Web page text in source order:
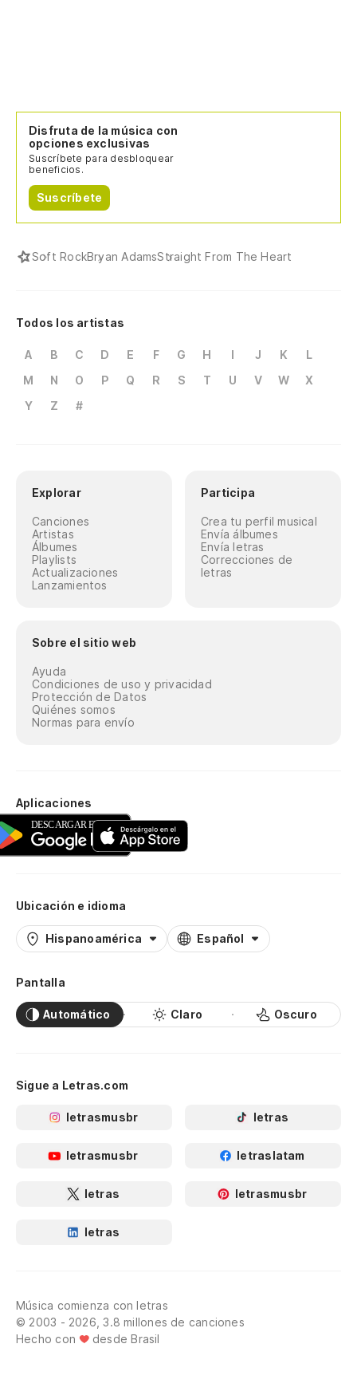
Disfruta de la música con
opciones exclusivas
Suscríbete para desbloquear
beneficios.
Suscríbete
Soft RockBryan AdamsStraight From The Heart
Todos los artistas
A B C D E F G H I J K
L
M
N O P Q R S T U V W
X
Y
Z #
Explorar
Canciones
Artistas
Álbumes
Playlists
Actualizaciones
Lanzamientos
Participa
Crea tu perfil musical
Envía álbumes
Envía letras
Correcciones de
letras
Sobre el sitio web
Ayuda
Condiciones de uso y privacidad
Protección de Datos
Quiénes somos
Normas para envío
Aplicaciones
Ubicación e idioma
Hispanoamérica Español
Pantalla
Automático Claro Oscuro
Sigue a Letras.com
letrasmusbr letras
letrasmusbr letraslatam
letras letrasmusbr
letras
Música comienza con letras
© 2003 - 2026, 3.8 millones de canciones
Hecho con
desde Brasil